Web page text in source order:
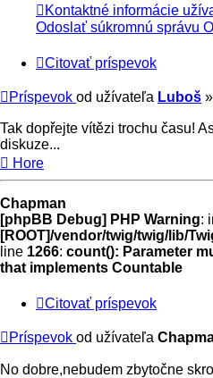
Kontaktné informácie
Odoslať súkromnú správu
Citovať príspevok
Príspevok od užívateľa Luboš »
Tak dopřejte vítězi trochu času!
diskuze...
Hore
Chapman
[phpBB Debug] PHP Warning:
[ROOT]/vendor/twig/twig/lib/
line 1266: count(): Parameter
that implements Countable
Citovať príspevok
Príspevok od užívateľa
No dobre,nebudem zbytočne